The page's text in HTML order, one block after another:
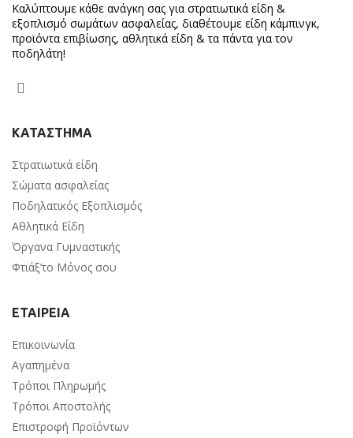
Καλύπτουμε κάθε ανάγκη σας για στρατιωτικά είδη &
εξοπλισμό σωμάτων ασφαλείας, διαθέτουμε είδη κάμπινγκ,
προϊόντα επιβίωσης, αθλητικά είδη & τα πάντα για τον
ποδηλάτη!
ΚΑΤΑΣΤΗΜΑ
Στρατιωτικά είδη
Σώματα ασφαλείας
Ποδηλατικός Εξοπλισμός
Αθλητικά Είδη
Όργανα Γυμναστικής
Φτιάξ’το Μόνος σου
ΕΤΑΙΡΕΙΑ
Επικοινωνία
Αγαπημένα
Τρόποι Πληρωμής
Τρόποι Αποστολής
Επιστροφή Προϊόντων